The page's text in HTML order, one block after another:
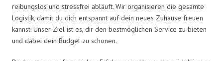
reibungslos und stressfrei abläuft. Wir organisieren die gesamte
Logistik, damit du dich entspannt auf dein neues Zuhause freuen
kannst. Unser Ziel ist es, dir den bestmöglichen Service zu bieten
und dabei dein Budget zu schonen.